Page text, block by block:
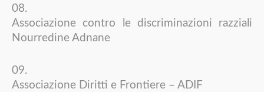
Associazione contro le discriminazioni razziali
Nourredine Adnane
Associazione Diritti e Frontiere – ADIF